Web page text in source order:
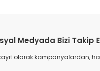
Medyada Bizi Takip
olarak kampanyalardan,